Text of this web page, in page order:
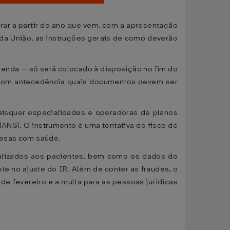
a partir do ano que vem, com a apresentação
União, as instruções gerais de como deverão
— só será colocado à disposição no fim do
antecedência quais documentos devem ser
especialidades e operadoras de planos
O instrumento é uma tentativa do fisco de
com saúde.
aos pacientes, bem como os dados do
no ajuste do IR. Além de conter as fraudes, o
fevereiro e a multa para as pessoas jurídicas